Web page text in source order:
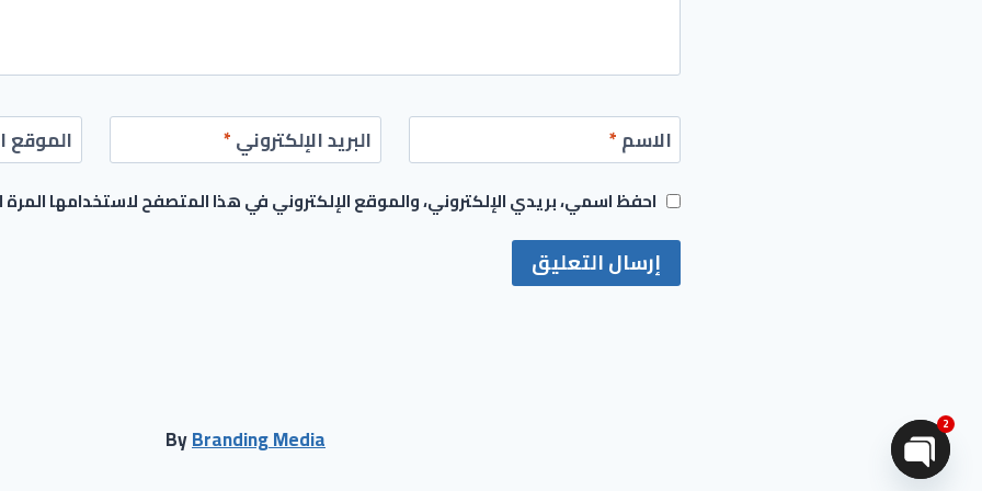
الاسم* البريد الإلكتروني* الموقع
احفظ اسمي، بريدي الإلكتروني، والموقع الإلكتروني في هذا المتصفح لاستخدامها
ByBranding Media 2